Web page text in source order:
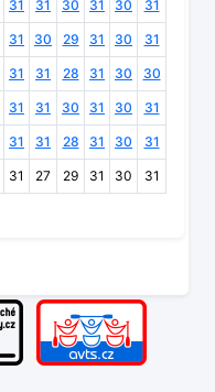
31 31 30 31 30 31
31 30 29 31 30 31
31 31 28 31 30 30
31 31 30 31 30 31
31 31 28 31 30 31
31 27 29 31 30 31